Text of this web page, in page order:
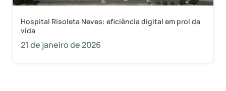
Hospital Risoleta Neves: eficiência digital em prol da
vida
21 de janeiro de 2026